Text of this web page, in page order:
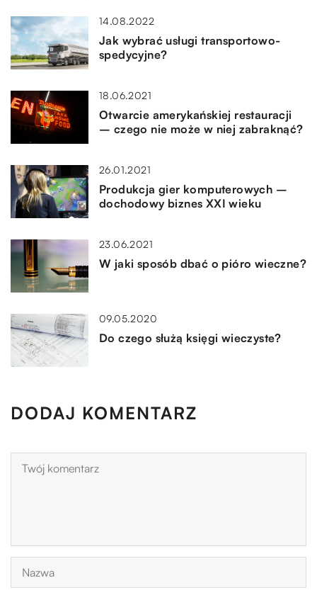
14.08.2022
Jak wybrać usługi transportowo-
spedycyjne?
18.06.2021
Otwarcie amerykańskiej restauracji
– czego nie może w niej zabraknąć?
26.01.2021
Produkcja gier komputerowych –
dochodowy biznes XXI wieku
23.06.2021
W jaki sposób dbać o pióro wieczne?
09.05.2020
Do czego służą księgi wieczyste?
DODAJ KOMENTARZ